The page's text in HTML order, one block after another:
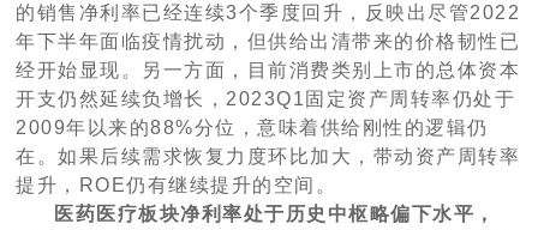
的销售净利率已经连续3个季度回升，反映出尽管2022
年下半年面临疫情扰动，但供给出清带来的价格韧性已
经开始显现。另一方面，目前消费类别上市的总体资本
开支仍然延续负增长，2023Q1固定资产周转率仍处于
2009年以来的88%分位，意味着供给刚性的逻辑仍
在。如果后续需求恢复力度环比加大，带动资产周转率
提升，ROE仍有继续提升的空间。
医药医疗板块净利率处于历史中枢略偏下水平，